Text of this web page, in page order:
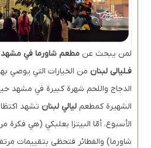
لمن يبحث عنمطعم شاورما في مشهد
فـلیالی لبنان من الخيارات التي يوصي
الدجاج واللحم شهرة كبيرة في مشهد
الشهيرة كمطعمليالي لبنان تشهد
الأسبوع، أمّا البيتزا بعلبكي (هي فكرة
شاورما) والفطائر فتحظى بتقييمات